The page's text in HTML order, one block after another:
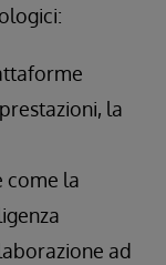
la
come la
ad